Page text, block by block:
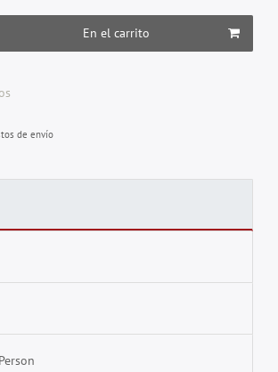
En el carrito
de envío